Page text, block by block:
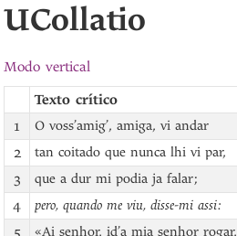
UCollatio
Modo vertical
Texto crítico
1
O voss’amig’, amiga, vi andar
2 tan coitado que nunca lhi vi par,
3 que a dur mi podia ja falar;
4 pero, quando me viu, disse-mi assi:
5 «Ai senhor, id’a mia senhor rogar,